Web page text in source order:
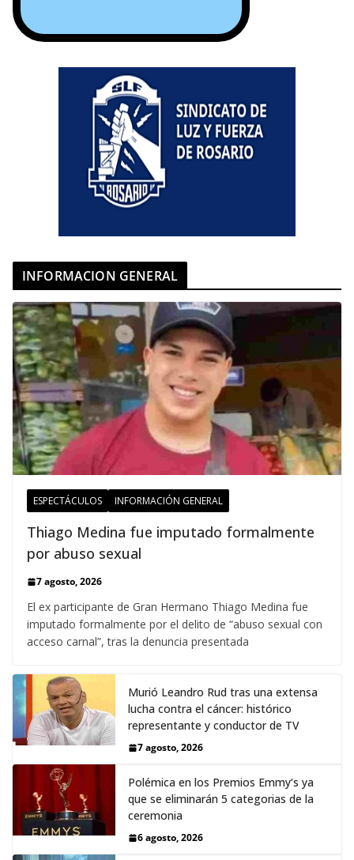
INFORMACION GENERAL
ESPECTÁCULOS INFORMACIÓN GENERAL
Thiago Medina fue imputado formalmente
por abuso sexual
7 agosto, 2026
El ex participante de Gran Hermano Thiago Medina fue
imputado formalmente por el delito de “abuso sexual con
acceso carnal”, tras la denuncia presentada
Murió Leandro Rud tras una extensa
lucha contra el cáncer: histórico
representante y conductor de TV
7 agosto, 2026
Polémica en los Premios Emmy‘s ya
que se eliminarán 5 categorias de la
ceremonia
6 agosto, 2026